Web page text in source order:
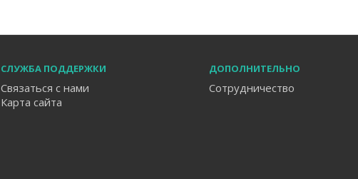
СЛУЖБА ПОДДЕРЖКИ
Связаться с нами
Карта сайта
ДОПОЛНИТЕЛЬНО
Сотрудничество